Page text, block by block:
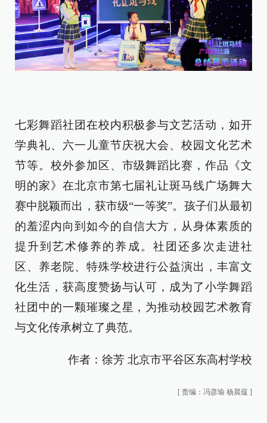
七彩舞蹈社团在校内积极参与文艺活动，如开
学典礼、六一儿童节庆祝大会、校园文化艺术
节等。校外参加区、市级舞蹈比赛，作品《文
明的家》在北京市第七届礼让斑马线广场舞大
赛中脱颖而出，获市级“一等奖”。孩子们从最初
的羞涩内向到如今的自信大方，从身体素质的
提升到艺术修养的养成。社团还多次走进社
区、养老院、特殊学校进行公益演出，丰富文
化生活，获高度赞扬与认可，成为了小学舞蹈
社团中的一颗璀璨之星，为推动校园艺术教育
与文化传承树立了典范。
作者：徐芳 北京市平谷区东高村学校
[ 责编：冯彦瑜 杨晨蕴 ]